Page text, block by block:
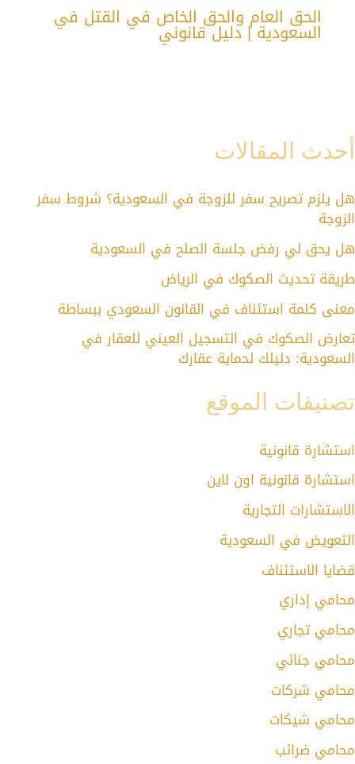
الحق العام والحق الخاص في القتل في
السعودية | دليل قانوني
أحدث المقالات
هل يلزم تصريح سفر للزوجة في السعودية؟ شروط سفر
الزوجة
هل يحق لي رفض جلسة الصلح في السعودية
طريقة تحديث الصكوك في الرياض
معنى كلمة استئناف في القانون السعودي ببساطة
تعارض الصكوك في التسجيل العيني للعقار في
السعودية: دليلك لحماية عقارك
تصنيفات الموقع
استشارة قانونية
استشارة قانونية اون لاين
الاستشارات التجارية
التعويض في السعودية
قضايا الاستئناف
محامي إداري
محامي تجاري
محامي جنائي
محامي شركات
محامي شيكات
محامي ضرائب